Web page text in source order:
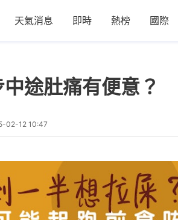
天氣消息 即時 熱榜 國際
中途肚痛有便意
02-12 10:47